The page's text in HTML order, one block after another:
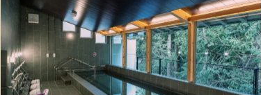
就職・転職 合同説明会
おもてなしHRについて